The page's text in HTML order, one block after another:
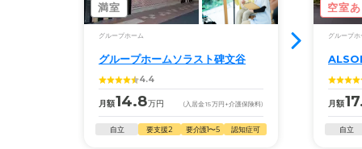
満室
グループホーム
グループホームソラスト碑文谷
4.4
月額14.8万円 (入居金15万円 +介護保険料)
自立 要支援2 要介護1〜5 認知症可
空室
グループホ
月額
自立